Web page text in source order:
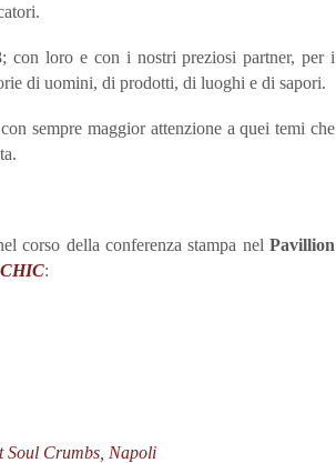
; con loro e con i nostri preziosi partner, per i
di uomini, di prodotti, di luoghi e di sapori.
sempre maggior attenzione a quei temi che
corso della conferenza stampa nel Pavillion
:
Soul Crumbs, Napoli